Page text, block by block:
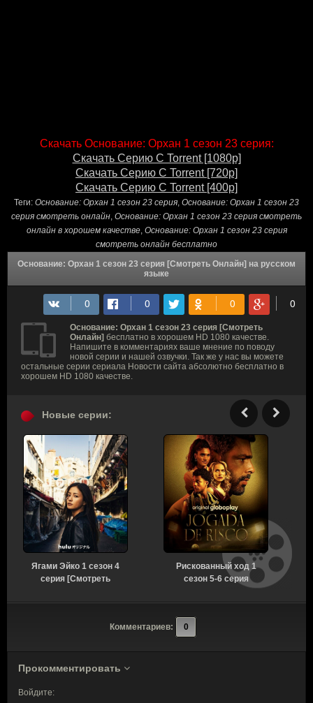
Скачать Основание: Орхан 1 сезон 23 серия:
Скачать Серию С Torrent [1080p]
Скачать Серию С Torrent [720p]
Скачать Серию С Torrent [400p]
Теги: Основание: Орхан 1 сезон 23 серия Основание: Орхан 1 сезон 23
серия смотреть онлайн Основание: Орхан 1 сезон 23 серия смотреть
онлайн в хорошем качестве, Основание: Орхан 1 сезон 23 серия
смотреть онлайн бесплатно
Основание: Орхан 1 сезон 23 серия [Смотреть Онлайн] на русском
языке
Основание: Орхан 1 сезон 23 серия [Смотреть
Онлайн] бесплатно в хорошем HD 1080 качестве.
Напишите в комментариях ваше мнение по поводу
новой серии и нашей озвучки. Так же у нас вы можете
остальные серии сериала Новости сайта абсолютно бесплатно в
хорошем HD 1080 качестве.
Новые серии:
Ягами Эйко 1 сезон 4
серия [Смотреть
Рискованный ход 1
сезон 5-6 серия
[Смотреть Онлайн]
Комментариев: 0
Прокомментировать
Войдите: